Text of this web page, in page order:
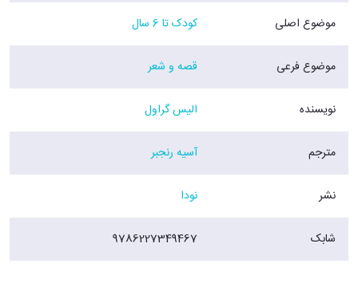
موضوع اصلی کودک تا 6 سال
موضوع فرعی قصه و شعر
نویسنده الیس گراول
مترجم آسیه رنجبر
نشر نودا
شابک 9786227349467